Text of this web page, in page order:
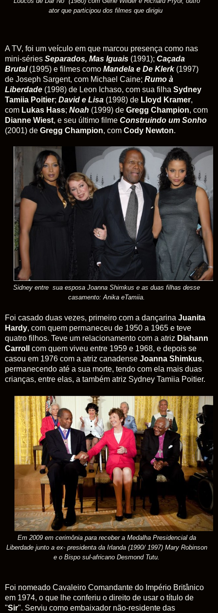
ator que participou dos filmes que dirigiu
A TV, foi um veículo em que marcou presença como nas
mini-séries Separados, Mas Iguais (1991); Caçada
Brutal (1995) e filmes como Mandela e De Klerk(1997)
de Joseph Sargent, com Michael Caine; Rumo à
Liberdade (1998) de Leon Ichaso, com sua filha Sydney
Tamiia Poitier; David e Lisa (1998) de Lloyd Kramer,
com Lukas Hass; Noah (1999) de Gregg Champion, com
Dianne Wiest, e seu último filme Construindo um Sonho
(2001) de Gregg Champion, com Cody Newton.
Sidney entre sua esposa Joanna Shimkus e as duas filhas desse
casamento: Anika eTamiia.
Foi casado duas vezes, primeiro com a dançarina Juanita
Hardy, com quem permaneceu de 1950 a 1965 e teve
quatro filhos. Teve um relacionamento com a atriz Diahann
Carroll com quem viveu entre 1959 e 1968, e depois se
casou em 1976 com a atriz canadense Joanna Shimkus,
permanecendo até a sua morte, tendo com ela mais duas
crianças, entre elas, a também atriz Sydney Tamiia Poitier.
Em 2009 em cerimônia para receber a Medalha Presidencial da
Liberdade junto a ex- presidenta da Irlanda (1990/ 1997) Mary Robinson
e o Bispo sul-africano Desmond Tutu.
Foi nomeado Cavaleiro Comandante do Império Britânico
em 1974, o que lhe conferiu o direito de usar o título de
"Sir". Serviu como embaixador não-residente das